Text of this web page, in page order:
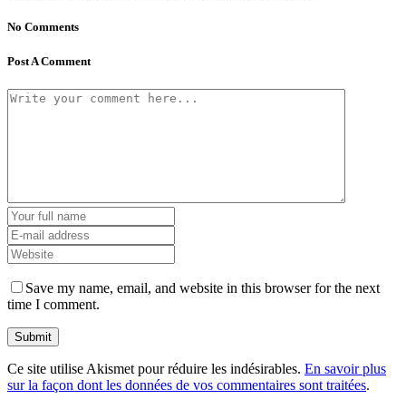
No Comments
Post A Comment
Save my name, email, and website in this browser for the next
time I comment.
Ce site utilise Akismet pour réduire les indésirables. En savoir plus
sur la façon dont les données de vos commentaires sont traitées.